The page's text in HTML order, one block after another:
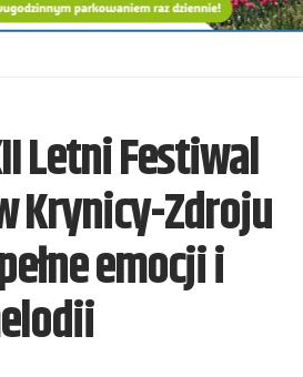
Element
Letni Festiwal
Krynicy-Zdroju
emocji i